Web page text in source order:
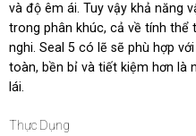
và độ êm ái. Tuy vậy khả năng
trong phân khúc, cả về tính
nghi. Seal 5 có lẽ sẽ phù hợp
toàn, bền bỉ và tiết kiệm hơn là
lái.
Thực Dụng